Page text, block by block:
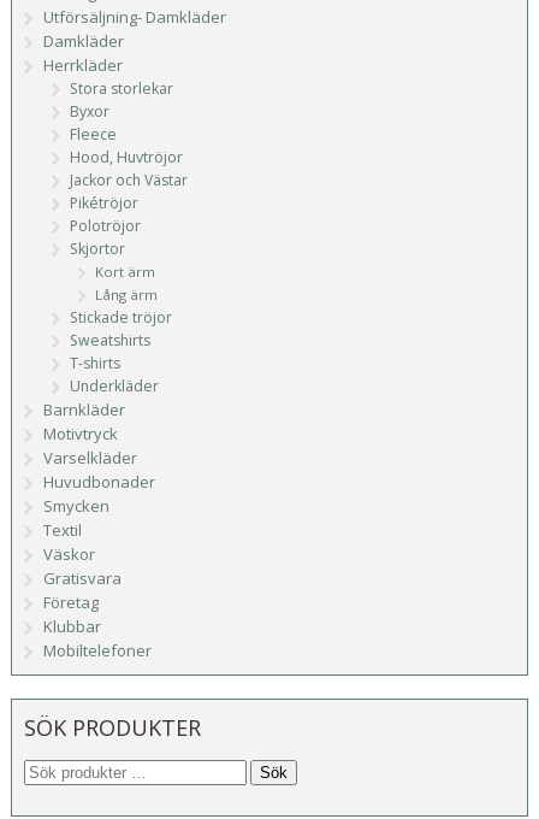
Utförsäljning- Damkläder
Damkläder
Herrkläder
Stora storlekar
Byxor
Fleece
Hood, Huvtröjor
Jackor och Västar
Pikétröjor
Polotröjor
Skjortor
Kort ärm
Lång ärm
Stickade tröjor
Sweatshirts
T-shirts
Underkläder
Barnkläder
Motivtryck
Varselkläder
Huvudbonader
Smycken
Textil
Väskor
Gratisvara
Företag
Klubbar
Mobiltelefoner
SÖK PRODUKTER
Sök